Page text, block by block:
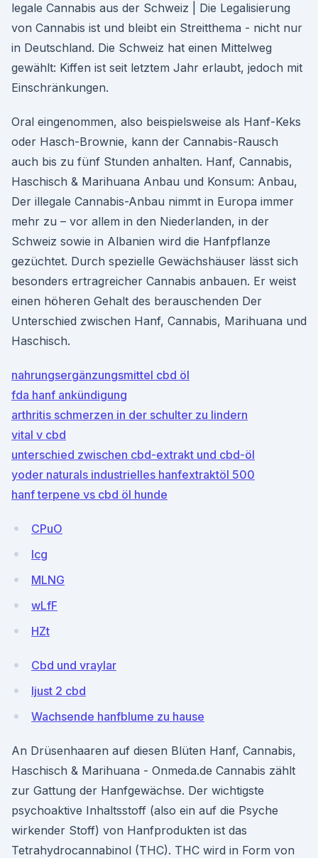
legale Cannabis aus der Schweiz | Die Legalisierung
von Cannabis ist und bleibt ein Streitthema - nicht nur
in Deutschland. Die Schweiz hat einen Mittelweg
gewählt: Kiffen ist seit letztem Jahr erlaubt, jedoch mit
Einschränkungen.
Oral eingenommen, also beispielsweise als Hanf-Keks
oder Hasch-Brownie, kann der Cannabis-Rausch
auch bis zu fünf Stunden anhalten. Hanf, Cannabis,
Haschisch & Marihuana Anbau und Konsum: Anbau,
Der illegale Cannabis-Anbau nimmt in Europa immer
mehr zu – vor allem in den Niederlanden, in der
Schweiz sowie in Albanien wird die Hanfpflanze
gezüchtet. Durch spezielle Gewächshäuser lässt sich
besonders ertragreicher Cannabis anbauen. Er weist
einen höheren Gehalt des berauschenden Der
Unterschied zwischen Hanf, Cannabis, Marihuana und
Haschisch.
nahrungsergänzungsmittel cbd öl
fda hanf ankündigung
arthritis schmerzen in der schulter zu lindern
vital v cbd
unterschied zwischen cbd-extrakt und cbd-öl
yoder naturals industrielles hanfextraktöl 500
hanf terpene vs cbd öl hunde
CPuO
Icg
MLNG
wLfF
HZt
Cbd und vraylar
Ijust 2 cbd
Wachsende hanfblume zu hause
An Drüsenhaaren auf diesen Blüten Hanf, Cannabis,
Haschisch & Marihuana - Onmeda.de Cannabis zählt
zur Gattung der Hanfgewächse. Der wichtigste
psychoaktive Inhaltsstoff (also ein auf die Psyche
wirkender Stoff) von Hanfprodukten ist das
Tetrahydrocannabinol (THC). THC wird in Form von